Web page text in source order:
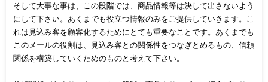
そして大事な事は、この段階では、商品情報等は決して出さないよう
にして下さい。あくまでも役立つ情報のみをご提供していきます。こ
れは見込み客を顧客化するためにとても重要なことです。あくまでも
このメールの役割は、見込み客との関係性をつなぎとめるもの、信頼
関係を構築していくためのものと考えて下さい。